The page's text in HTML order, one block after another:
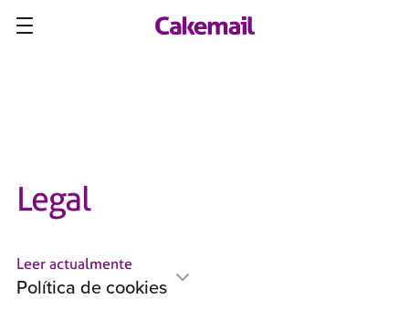
Legal
Leer actualmente
Política de cookies